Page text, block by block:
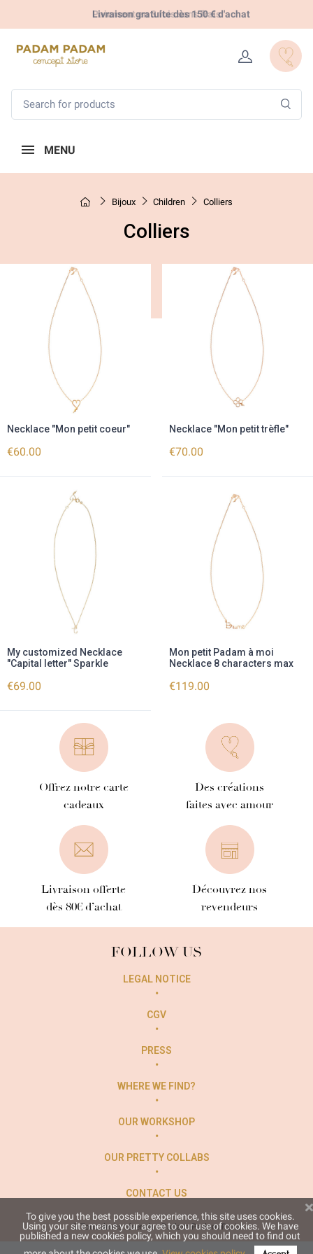
Livraison gratuite dès 150 € d'achat
Paiement en 3 fois sans frais
MENU
Bijoux Children Colliers
Colliers
Necklace "Mon petit coeur"
€60.00
Necklace "Mon petit trèfle"
€70.00
My customized Necklace
"Capital letter" Sparkle
€69.00
Mon petit Padam à moi
Necklace 8 characters max
€119.00
Offrez notre carte
cadeaux
Des créations
faites avec amour
Livraison offerte
dès 80€ d’achat
Découvrez nos
revendeurs
FOLLOW US
LEGAL NOTICE
CGV
PRESS
WHERE WE FIND?
OUR WORKSHOP
OUR PRETTY COLLABS
CONTACT US
© Tous droits réservés - Padam Padam Paris
To give you the best possible experience, this site uses cookies.
Using your site means your agree to our use of cookies. We have
published a new cookies policy, which you should need to find out